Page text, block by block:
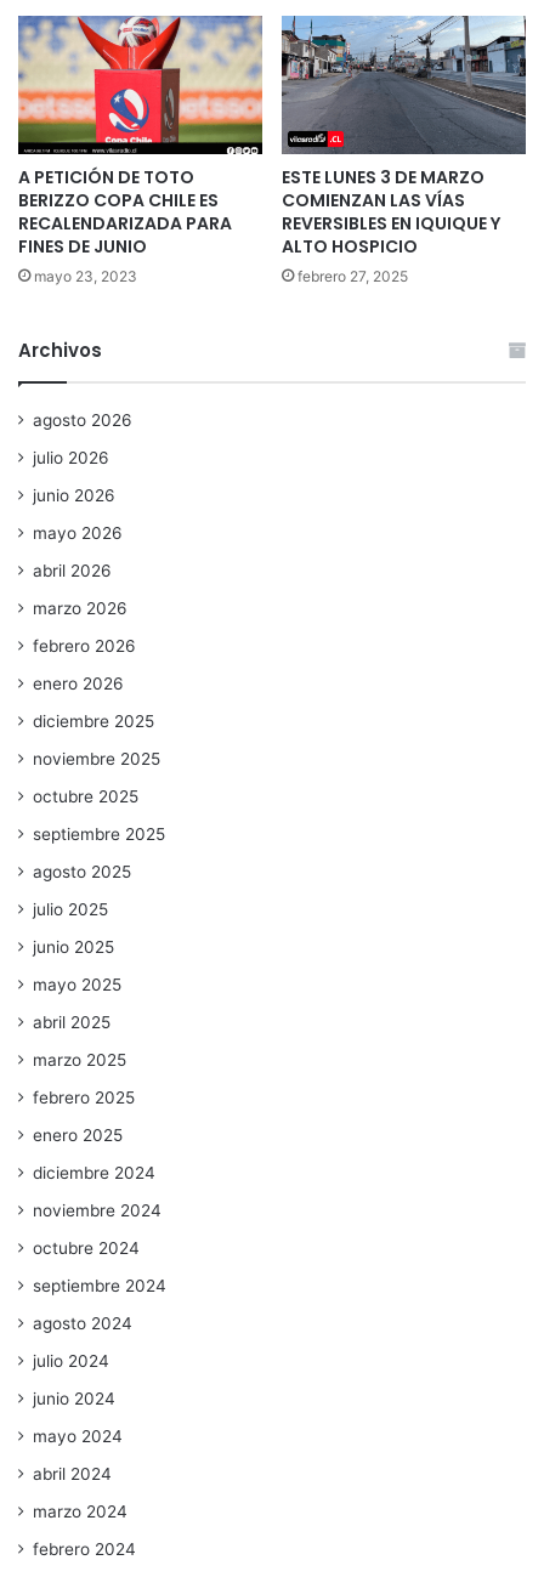
A PETICIÓN DE TOTO
BERIZZO COPA CHILE ES
RECALENDARIZADA PARA
FINES DE JUNIO
mayo 23, 2023
ESTE LUNES 3 DE MARZO
COMIENZAN LAS VÍAS
REVERSIBLES EN IQUIQUE Y
ALTO HOSPICIO
febrero 27, 2025
Archivos
agosto 2026
julio 2026
junio 2026
mayo 2026
abril 2026
marzo 2026
febrero 2026
enero 2026
diciembre 2025
noviembre 2025
octubre 2025
septiembre 2025
agosto 2025
julio 2025
junio 2025
mayo 2025
abril 2025
marzo 2025
febrero 2025
enero 2025
diciembre 2024
noviembre 2024
octubre 2024
septiembre 2024
agosto 2024
julio 2024
junio 2024
mayo 2024
abril 2024
marzo 2024
febrero 2024